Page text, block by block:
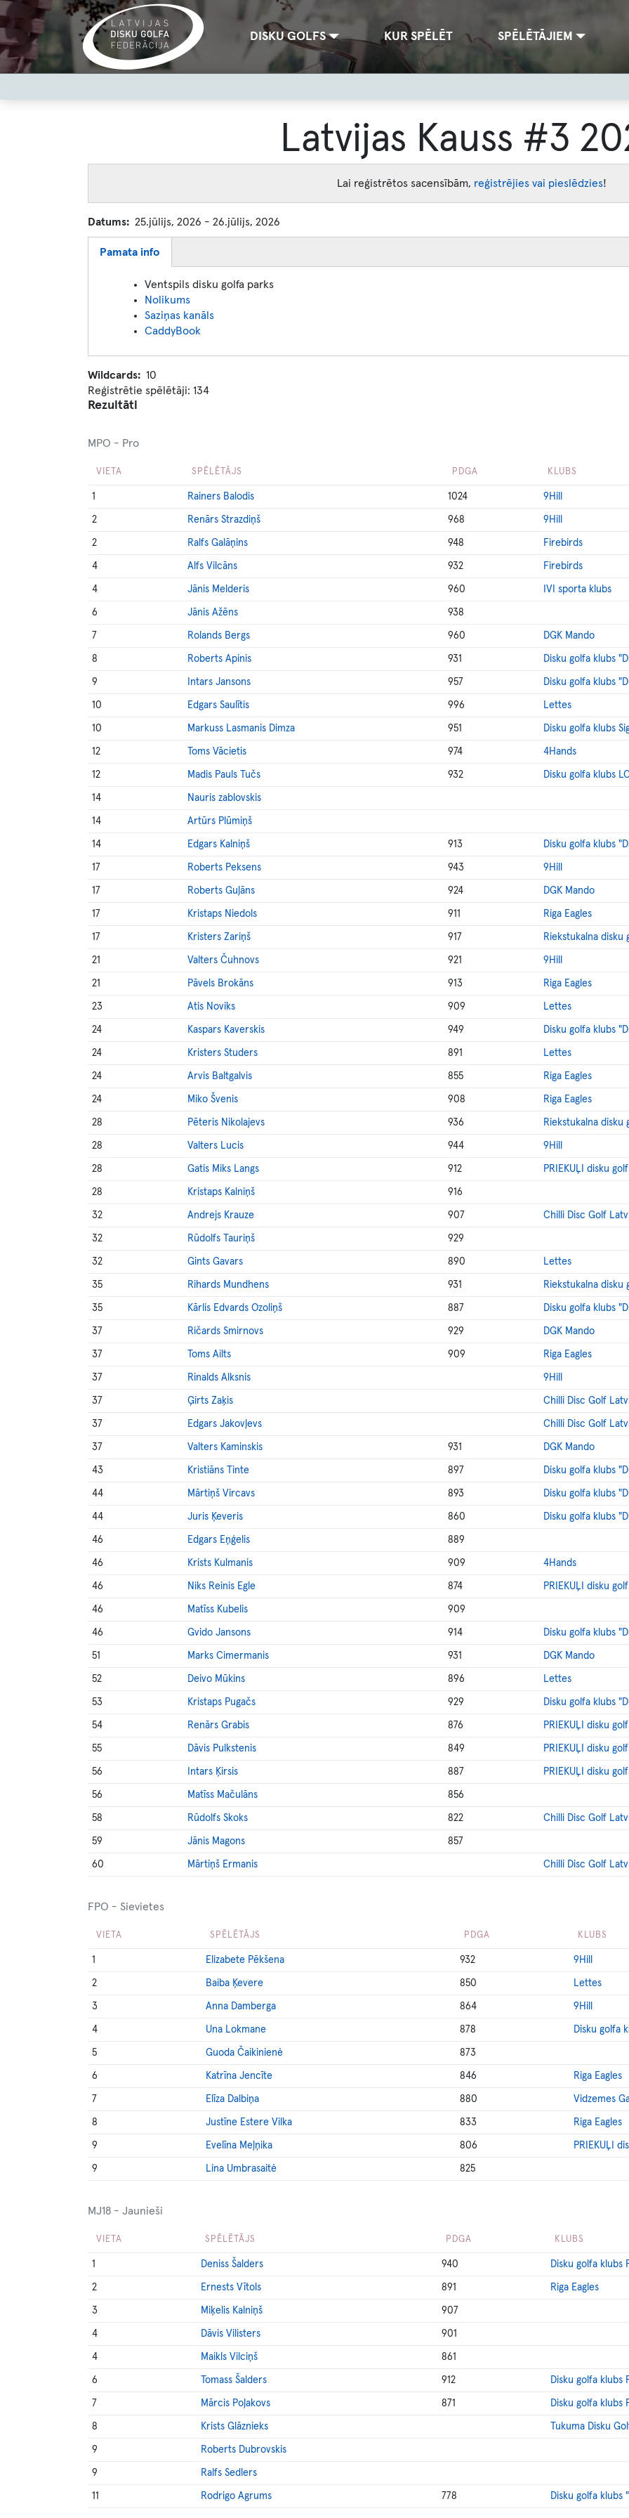
Pārlekt
galveno
saturu
navigationDISKU GOLFS KUR SPĒLĒT SPĒLĒTĀJIEM
menu
Latvijas Kauss #3
Lai reģistrētos sacensībām, reģistrējies vai pieslēdzies!
Datums 25.jūlijs, 2026 - 26.jūlijs, 2026
Pamata info
Ventspils disku golfa parks
Nolikums
Saziņas kanāls
CaddyBook
Wildcards
10
Reģistrētie spēlētāji: 134
Rezultāti
MPO - Pro
VIETA SPĒLĒTĀJS PDGA KLUBS
1 Rainers Balodis 1024 9Hill
2 Renārs Strazdiņš 968 9Hill
2 Ralfs Galāņins 948 Firebirds
4 Alfs Vilcāns 932 Firebirds
4 Jānis Melderis 960 IVI sporta klubs
6 Jānis Ažēns 938
7 Rolands Bergs 960 DGK Mando
8 Roberts Apinis 931 Disku golfa klubs
9 Intars Jansons 957 Disku golfa klubs
10 Edgars Saulītis 996 Lettes
10 Markuss Lasmanis Dimza 951 Disku golfa klubs
12 Toms Vācietis 974 4Hands
12 Madis Pauls Tučs 932 Disku golfa klubs
14 Nauris zablovskis
14 Artūrs Plūmiņš
14 Edgars Kalniņš 913 Disku golfa klubs
17 Roberts Peksens 943 9Hill
17 Roberts Guļāns 924 DGK Mando
17 Kristaps Niedols 911 Riga Eagles
17 Kristers Zariņš 917 Riekstukalna disku
21 Valters Čuhnovs 921 9Hill
21 Pāvels Brokāns 913 Riga Eagles
23 Atis Noviks 909 Lettes
24 Kaspars Kaverskis 949 Disku golfa klubs
24 Kristers Studers 891 Lettes
24 Arvis Baltgalvis 855 Riga Eagles
24 Miko Švenis 908 Riga Eagles
28 Pēteris Nikolajevs 936 Riekstukalna disku
28 Valters Lucis 944 9Hill
28 Gatis Miks Langs 912 PRIEKUĻI disku
28 Kristaps Kalniņš 916
32 Andrejs Krauze 907 Chilli Disc Golf
32 Rūdolfs Tauriņš 929
32 Gints Gavars 890 Lettes
35 Rihards Mundhens 931 Riekstukalna disku
35 Kārlis Edvards Ozoliņš 887 Disku golfa klubs
37 Ričards Smirnovs 929 DGK Mando
37 Toms Ailts 909 Riga Eagles
37 Rinalds Alksnis 9Hill
37 Ģirts Zaķis Chilli Disc Golf
37 Edgars Jakovļevs Chilli Disc Golf
37 Valters Kaminskis 931 DGK Mando
43 Kristiāns Tinte 897 Disku golfa klubs
44 Mārtiņš Vircavs 893 Disku golfa klubs
44 Juris Ķeveris 860 Disku golfa klubs
46 Edgars Eņģelis 889
46 Krists Kulmanis 909 4Hands
46 Niks Reinis Egle 874 PRIEKUĻI disku
46 Matīss Kubelis 909
46 Gvido Jansons 914 Disku golfa klubs
51 Marks Cimermanis 931 DGK Mando
52 Deivo Mūkins 896 Lettes
53 Kristaps Pugačs 929 Disku golfa klubs
54 Renārs Grabis 876 PRIEKUĻI disku
55 Dāvis Pulkstenis 849 PRIEKUĻI disku
56 Intars Ķirsis 887 PRIEKUĻI disku
56 Matīss Mačulāns 856
58 Rūdolfs Skoks 822 Chilli Disc Golf
59 Jānis Magons 857
60 Mārtiņš Ermanis Chilli Disc Golf
FPO - Sievietes
VIETA SPĒLĒTĀJS PDGA KLUBS
1 Elizabete Pēkšena 932 9Hill
2 Baiba Ķevere 850 Lettes
3 Anna Damberga 864 9Hill
4 Una Lokmane 878 Disku golfa
5 Guoda Čaikinienė 873
6 Katrīna Jencīte 846 Riga Eagles
7 Elīza Dalbiņa 880 Vidzemes
8 Justīne Estere Vilka 833 Riga Eagles
9 Evelīna Meļņika 806 PRIEKUĻI
9 Lina Umbrasaitė 825
MJ18 - Jaunieši
VIETA SPĒLĒTĀJS PDGA KLUBS
1 Deniss Šalders 940 Disku golfa klubs
2 Ernests Vītols 891 Riga Eagles
3 Miķelis Kalniņš 907
4 Dāvis Vilisters 901
4 Maikls Vilciņš 861
6 Tomass Šalders 912 Disku golfa klubs
7 Mārcis Poļakovs 871 Disku golfa klubs
8 Krists Glāznieks Tukuma Disku
9 Roberts Dubrovskis
9 Ralfs Sedlers
11 Rodrigo Agrums 778 Disku golfa klubs